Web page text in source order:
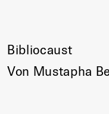
Bibliocaust
Von Mustapha